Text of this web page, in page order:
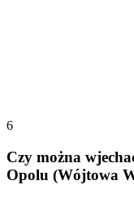
6
Czy można
Opolu (Wójtowa